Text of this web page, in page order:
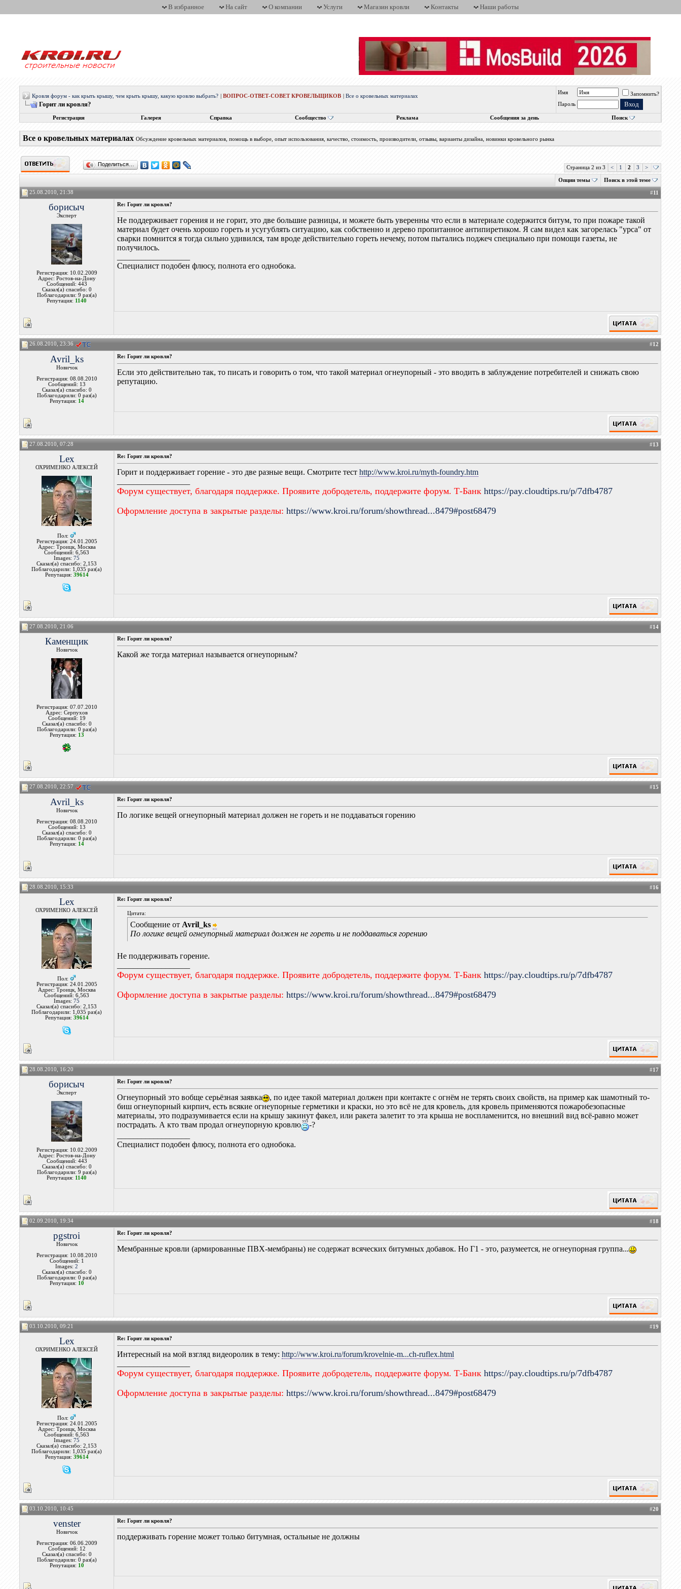
В избранное На сайт О компании Услуги Магазин кровли Контакты Наши работы
Кровля форум - как крыть крышу, чем крыть крышу, какую кровлю выбрать? |ВОПРОС-ОТВЕТ-СОВЕТ КРОВЕЛЬЩИКОВ |Все о кровельных материалах
Горит ли кровля?
Имя
Запомнить?
Пароль
Регистрация Галерея Справка Сообщество Реклама Сообщения за день Поиск
Все о кровельных материалах Обсуждение кровельных материалов, помощь в выборе, опыт использования, качество, стоимость, производители, отзывы, варианты дизайна, новинки кровельного рынка
Поделиться…
Страница 2 из 3 < 1 2 3 >
Опции темы Поиск в этой теме
25.08.2010, 21:38 #11
борисыч
Эксперт
Регистрация: 10.02.2009
Адрес: Ростов-на-Дону
Сообщений: 443
Сказал(а) спасибо: 0
Поблагодарили: 9 раз(а)
Репутация: 1140
Re: Горит ли кровля?
Не поддерживает горения и не горит, это две большие разницы, и можете быть уверенны что если в материале содержится битум, то при пожаре такой
материал будет очень хорошо гореть и усугублять ситуацию, как собственно и дерево пропитанное антипиретиком. Я сам видел как загорелась "урса" от
сварки помнится я тогда сильно удивился, там вроде действительно гореть нечему, потом пытались поджеч специально при помощи газеты, не
получилось.
Специалист подобен флюсу, полнота его однобока.
26.08.2010, 23:36 #12
Avril_ks
Новичок
Регистрация: 08.08.2010
Сообщений: 13
Сказал(а) спасибо: 0
Поблагодарили: 0 раз(а)
Репутация: 14
Re: Горит ли кровля?
Если это действительно так, то писать и говорить о том, что такой материал огнеупорный - это вводить в заблуждение потребителей и снижать свою
репутацию.
27.08.2010, 07:28 #13
Lex
ОХРИМЕНКО АЛЕКСЕЙ
Пол:
Регистрация: 24.01.2005
Адрес: Троицк, Москва
Сообщений: 6,563
Images:75
Сказал(а) спасибо: 2,153
Поблагодарили: 1,035 раз(а)
Репутация: 39614
Re: Горит ли кровля?
Горит и поддерживает горение - это две разные вещи. Смотрите тестhttp://www.kroi.ru/myth-foundry.htm
Форум существует, благодаря поддержке. Проявите добродетель, поддержите форум. Т-Банкhttps://pay.cloudtips.ru/p/7dfb4787
Оформление доступа в закрытые разделы:https://www.kroi.ru/forum/showthread...8479#post68479
27.08.2010, 21:06 #14
Каменщик
Новичок
Регистрация: 07.07.2010
Адрес: Серпухов
Сообщений: 19
Сказал(а) спасибо: 0
Поблагодарили: 0 раз(а)
Репутация: 13
Re: Горит ли кровля?
Какой же тогда материал называется огнеупорным?
27.08.2010, 22:57 #15
Avril_ks
Новичок
Регистрация: 08.08.2010
Сообщений: 13
Сказал(а) спасибо: 0
Поблагодарили: 0 раз(а)
Репутация: 14
Re: Горит ли кровля?
По логике вещей огнеупорный материал должен не гореть и не поддаваться горению
28.08.2010, 15:33 #16
Lex
ОХРИМЕНКО АЛЕКСЕЙ
Пол:
Регистрация: 24.01.2005
Адрес: Троицк, Москва
Сообщений: 6,563
Images:75
Сказал(а) спасибо: 2,153
Поблагодарили: 1,035 раз(а)
Репутация: 39614
Re: Горит ли кровля?
Цитата:
Сообщение от Avril_ks
По логике вещей огнеупорный материал должен не гореть и не поддаваться горению
Не поддерживать горение.
Форум существует, благодаря поддержке. Проявите добродетель, поддержите форум. Т-Банкhttps://pay.cloudtips.ru/p/7dfb4787
Оформление доступа в закрытые разделы:https://www.kroi.ru/forum/showthread...8479#post68479
28.08.2010, 16:20 #17
борисыч
Эксперт
Регистрация: 10.02.2009
Адрес: Ростов-на-Дону
Сообщений: 443
Сказал(а) спасибо: 0
Поблагодарили: 9 раз(а)
Репутация: 1140
Re: Горит ли кровля?
Огнеупорный это вобще серьёзная заявка
, по идее такой материал должен при контакте с огнём не терять своих свойств, на пример как шамотный то-
биш огнеупорный кирпич, есть всякие огнеупорные герметики и краски, но это всё не для кровель, для кровель применяются пожаробезопасные
материалы, это подразумивается если на крышу закинут факел, или ракета залетит то эта крыша не воспламенится, но внешний вид всё-равно может
пострадать. А кто твам продал огнеупорную кровлю
-?
Специалист подобен флюсу, полнота его однобока.
02.09.2010, 19:34 #18
pgstroi
Новичок
Регистрация: 10.08.2010
Сообщений: 1
Images:2
Сказал(а) спасибо: 0
Поблагодарили: 0 раз(а)
Репутация: 10
Re: Горит ли кровля?
Мембранные кровли (армированные ПВХ-мембраны) не содержат всяческих битумных добавок. Но Г1 - это, разумеется, не огнеупорная группа...
03.10.2010, 09:21 #19
Lex
ОХРИМЕНКО АЛЕКСЕЙ
Пол:
Регистрация: 24.01.2005
Адрес: Троицк, Москва
Сообщений: 6,563
Images:75
Сказал(а) спасибо: 2,153
Поблагодарили: 1,035 раз(а)
Репутация: 39614
Re: Горит ли кровля?
Интересный на мой взгляд видеоролик в тему:http://www.kroi.ru/forum/krovelnie-m...ch-ruflex.html
Форум существует, благодаря поддержке. Проявите добродетель, поддержите форум. Т-Банкhttps://pay.cloudtips.ru/p/7dfb4787
Оформление доступа в закрытые разделы:https://www.kroi.ru/forum/showthread...8479#post68479
03.10.2010, 10:45 #20
venster
Новичок
Регистрация: 06.06.2009
Сообщений: 12
Сказал(а) спасибо: 0
Поблагодарили: 0 раз(а)
Репутация: 10
Re: Горит ли кровля?
поддерживать горение может только битумная, остальные не должны